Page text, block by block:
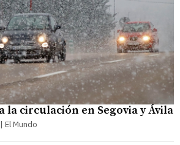
la circulación en Segovia y Ávila
El Mundo